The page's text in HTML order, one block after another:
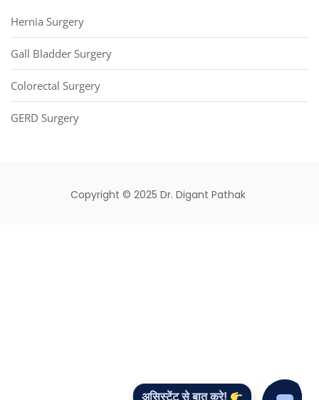
Hernia Surgery
Gall Bladder Surgery
Colorectal Surgery
GERD Surgery
Copyright © 2025 Dr. Digant Pathak
असिस्टेंट से बात करे!